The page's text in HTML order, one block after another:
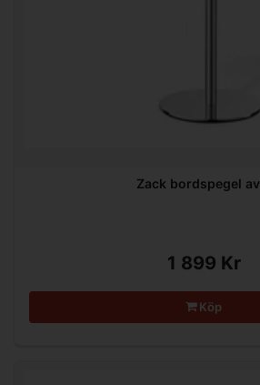
Zack bordspegel
1 899 Kr
Köp